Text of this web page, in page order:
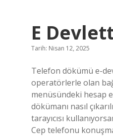
E
Tarih: Nisan 12, 2025
Telefon dökümü e-
operatörlerle olan
menüsündeki hesap
dökümanı nasıl
tarayıcısı
Cep telefonu